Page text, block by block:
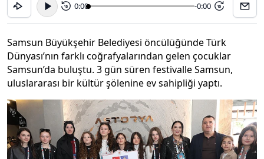
15 0:00 -0:00 15
Samsun Büyükşehir Belediyesi öncülüğünde Türk
Dünyası’nın farklı coğrafyalarından gelen çocuklar
Samsun’da buluştu. 3 gün süren festivalle Samsun,
uluslararası bir kültür şölenine ev sahipliği yaptı.